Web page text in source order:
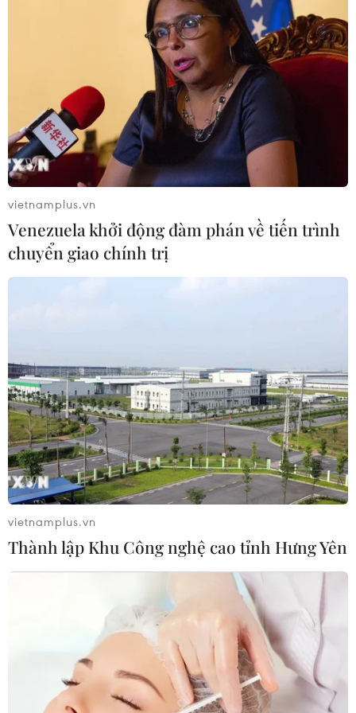
hãng hàng không Iraq
Iran và Oman đạt thỏa thuận về
tuyến vận tải thương mại qua eo biển
Hormuz
05/08/2026 22:43
Houthi bị nghi đứng sau vụ
tấn công đánh chìm tàu hàng Ấn Độ
trên Biển Đỏ
trong ngày đàm phán đầu tiên
05/08/2026 15:01
Xung đột tại Trung Đông: Tàu hàng
Ấn Độ bị đánh chìm trên Biển Đỏ
05/08/2026 04:40
Israel phát triển xét nghiệm máu đơn
Italy có thể tham gia cơ chế xác minh
giải giáp Hezbollah tại Nam Liban
vietnamplus.vn
Venezuela khởi động đàm phán về tiến trình
chuyển giao chính trị
vietnamplus.vn
Thành lập Khu Công nghệ cao tỉnh Hưng Yên